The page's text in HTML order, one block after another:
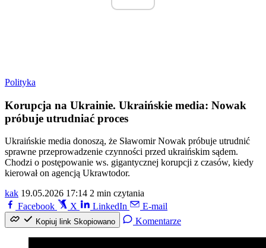
Polityka
Korupcja na Ukrainie. Ukraińskie media: Nowak
próbuje utrudniać proces
Ukraińskie media donoszą, że Sławomir Nowak próbuje utrudnić
sprawne przeprowadzenie czynności przed ukraińskim sądem.
Chodzi o postępowanie ws. gigantycznej korupcji z czasów, kiedy
kierował on agencją Ukrawtodor.
kak 19.05.2026 17:14 2 min czytania
Facebook
X LinkedIn E-mail
Kopiuj link Skopiowano Komentarze